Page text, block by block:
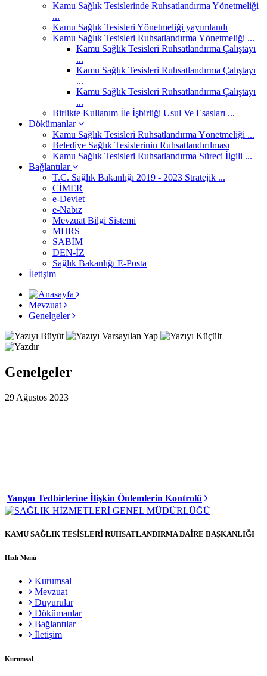
Kamu Sağlık Tesislerinde Ruhsatlandırma Yönetmeliği
...
Kamu Sağlık Tesisleri Yönetmeliği yayımlandı
Kamu Sağlık Tesisleri Ruhsatlandırma Yönetmeliği ...
Kamu Sağlık Tesisleri Ruhsatlandırma Çalıştayı
...
Kamu Sağlık Tesisleri Ruhsatlandırma Çalıştayı
...
Kamu Sağlık Tesisleri Ruhsatlandırma Çalıştayı
...
Birlikte Kullanım İle İşbirliği Usul Ve Esasları ...
Dökümanlar
Kamu Sağlık Tesisleri Ruhsatlandırma Yönetmeliği ...
Belediye Sağlık Tesislerinin Ruhsatlandırılması
Kamu Sağlık Tesisleri Ruhsatlandırma Süreci İlgili ...
Bağlantılar
T.C. Sağlık Bakanlığı 2019 - 2023 Stratejik ...
CİMER
e-Devlet
e-Nabız
Mevzuat Bilgi Sistemi
MHRS
SABİM
DEN-İZ
Sağlık Bakanlığı E-Posta
İletişim
Mevzuat
Genelgeler
Genelgeler
29 Ağustos 2023
Yangın Tedbirlerine İlişkin Önlemlerin Kontrolü
KAMU SAĞLIK TESİSLERİ RUHSATLANDIRMA DAİRE BAŞKANLIĞI
Hızlı Menü
Kurumsal
Mevzuat
Duyurular
Dökümanlar
Bağlantılar
İletişim
Kurumsal